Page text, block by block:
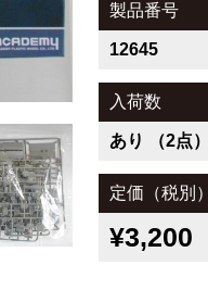
製品番号
12645
入荷数
あり （2点）
定価（税別）
¥3,200